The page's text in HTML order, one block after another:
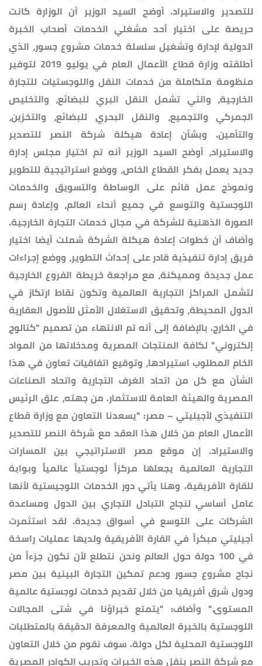
للتصدير والاستيراد. أوضح السيد الوزير أن الوزارة كانت
حريصة على اختيار أحد مشغلي الخدمات أصحاب الخبرة
الدولية لإدارة وتشغيل سلسلة خدمات مشروع جسور، الذي
أطلقته وزارة قطاع الأعمال العام في يوليو 2019 لتوفير
منظومة متكاملة من خدمات النقل واللوجستيات للتجارة
الخارجية، والتي تشمل النقل البري للبضائع، والتخليص
الجمركي والتجميع، والنقل البحري للبضائع، والتخزين،
والتأمين. وبشأن إعادة هيكلة شركة النصر للتصدير
والاستيراد، أوضح السيد الوزير أنه تم اختيار مجلس إدارة
جديد يعمل بفكر القطاع الخاص، ووضع استراتيجية للتطوير
ونموذج عمل قائم على الوساطة والتسويق والخدمات
اللوجستية والتوسع في جميع أنحاء العالم، وإعادة رسم
الصورة الذهنية للشركة في مجال خدمات التجارة الخارجية.
وأضاف أن خطوات إعادة هيكلة الشركة شملت أيضا اختيار
فريق إدارة تنفيذية قادر على إحداث التطوير، ووضع إجراءات
عمل جديدة ومميكنة، مع مراجعة خريطة الفروع الخارجية
لتشمل المراكز التجارية العالمية وتكون نقاط ارتكاز في
الدول المحيطة، وتحقيق الاستغلال الأمثل للأصول العقارية
في الخارج. بالإضافة إلى أنه تم الانتهاء من تصميم "كتالوج
إلكتروني" لكافة المنتجات المصرية ومدخلاتها من المواد
الخام المطلوب استيرادها، وتوقيع اتفاقيات تعاون في هذا
الشأن مع كل من اتحاد الغرف التجارية واتحاد الصناعات
المصرية والهيئة العامة للاستثمار. من جهته، علق الرئيس
التنفيذي لأجيليتي – مصر: "يسعدنا التعاون مع وزارة قطاع
الأعمال العام من خلال هذا العقد مع شركة النصر للتصدير
والاستيراد. إن موقع مصر الاستراتيجي بين المسارات
التجارية العالمية يجعلها مركزاً لوجستياً عالمياً وبوابة
للقارة الأفريقية. وهنا يأتي دور الخدمات اللوجيستية لأنها
عامل أساسي لنجاح التبادل التجاري بين الدول ومساعدة
الشركات على التوسع في أسواق جديدة. لقد استثمرت
أجيليتي مبكراً في القارة الأفريقية ولديها عمليات راسخة
في 100 دولة حول العالم ونحن نتطلع لأن نكون جزءاً من
نجاح مشروع جسور ودعم تمكين التجارة البينية بين مصر
ودول شرق أفريقيا من خلال تقديم خدمات لوجستية عالمية
المستوى." وأضاف: "يتمتع خبراؤنا في شتى المجالات
اللوجستية بالخبرة العالمية والمعرفة الدقيقة بالمتطلبات
اللوجستية المحلية لكل دولة. سوف نقوم من خلال التعاون
مع شركة النصر بنقل هذه الخبرات وتدريب الكوادر المصرية